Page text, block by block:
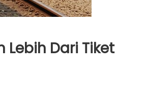
Lebih Dari Tiket